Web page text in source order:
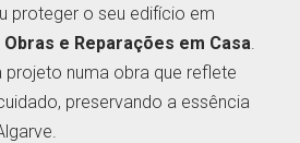
proteger o seu edifício em
Obras e Reparações em Casa.
numa obra que reflete
preservando a essência